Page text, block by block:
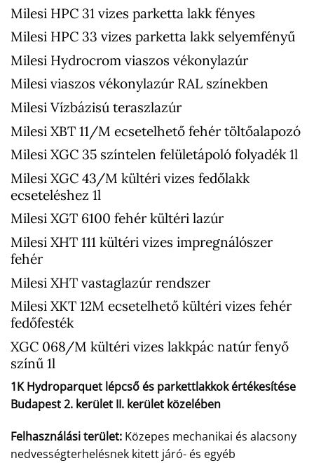
Milesi HPC 31 vizes parketta lakk fényes
Milesi HPC 33 vizes parketta lakk selyemfényű
Milesi Hydrocrom viaszos vékonylazúr
Milesi viaszos vékonylazúr RAL színekben
Milesi Vízbázisú teraszlazúr
Milesi XBT 11/M ecsetelhető fehér töltőalapozó
Milesi XGC 35 színtelen felületápoló folyadék 1l
Milesi XGC 43/M kültéri vizes fedőlakk
ecseteléshez 1l
Milesi XGT 6100 fehér kültéri lazúr
Milesi XHT 111 kültéri vizes impregnálószer
fehér
Milesi XHT vastaglazúr rendszer
Milesi XKT 12M ecsetelhető kültéri vizes fehér
fedőfesték
XGC 068/M kültéri vizes lakkpác natúr fenyő
színű 1l
1K Hydroparquet lépcső és parkettlakkok értékesítése
Budapest 2. kerület II. kerület közelében
Felhasználási terület: Közepes mechanikai és alacsony
nedvességterhelésnek kitett járó- és egyéb